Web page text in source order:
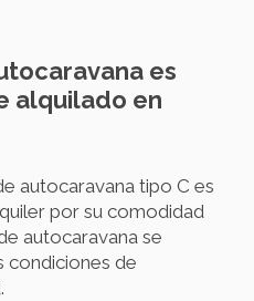
es
alquilado en
autocaravana tipo C es
por su comodidad
autocaravana se
condiciones de